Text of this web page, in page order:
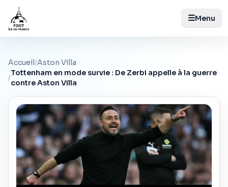
☰Menu
Accueil/Aston Villa
/
Tottenham en mode survie : De Zerbi appelle à la guerre
contre Aston Villa